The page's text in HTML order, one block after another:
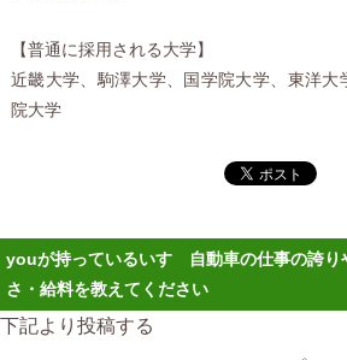
【普通に採用される大学】
近畿大学、駒澤大学、国学院大学、東洋大
院大学
youが持っているいすゞ自動車の仕事の誇り
さ・給料を教えてください
下記より投稿する